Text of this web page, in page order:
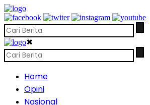
✖
Home
Opini
Nasional